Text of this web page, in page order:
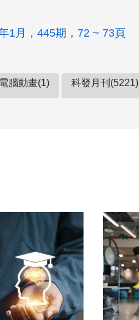
1月，445期，72 ~ 73頁
電腦動畫(1) 科發月刊(5221)